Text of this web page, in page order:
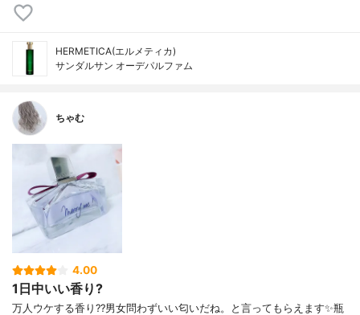
HERMETICA(エルメティカ)
サンダルサン オーデパルファム
ちゃむ
4.00
1日中いい香り?
万人ウケする香り??男女問わずいい匂いだね。と言ってもらえます✨瓶